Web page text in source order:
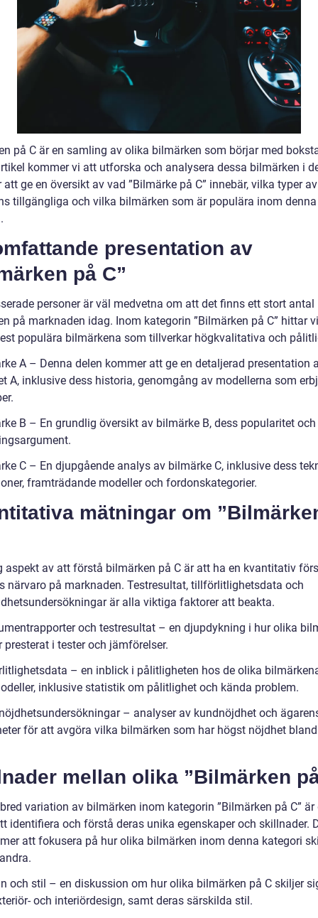
på C är en samling av olika bilmärken som börjar med
kommer vi att utforska och analysera dessa bilmärken i
att ge en översikt av vad ”Bilmärke på C” innebär, vilka typer
tillgängliga och vilka bilmärken som är populära inom denna
presentation av
på C”
personer är väl medvetna om att det finns ett stort antal
på marknaden idag. Inom kategorin ”Bilmärken på C” hittar
populära bilmärkena som tillverkar högkvalitativa och
A – Denna delen kommer att ge en detaljerad presentation
A, inklusive dess historia, genomgång av modellerna som
B – En grundlig översikt av bilmärke B, dess popularitet
C – En djupgående analys av bilmärke C, inklusive dess
framträdande modeller och fordonskategorier.
mätningar om
aspekt av att förstå bilmärken på C är att ha en kvantitativ
närvaro på marknaden. Testresultat, tillförlitlighetsdata och
är alla viktiga faktorer att beakta.
och testresultat – en djupdykning i hur olika
presterat i tester och jämförelser.
– en inblick i pålitligheten hos de olika
inklusive statistik om pålitlighet och kända problem.
– analyser av kundnöjdhet och
för att avgöra vilka bilmärken som har högst nöjdhet
mellan olika ”Bilmärken
variation av bilmärken inom kategorin ”Bilmärken på C” är
identifiera och förstå deras unika egenskaper och skillnader.
att fokusera på hur olika bilmärken inom denna kategori
och stil – en diskussion om hur olika bilmärken på C skiljer
och interiördesign, samt deras särskilda stil.